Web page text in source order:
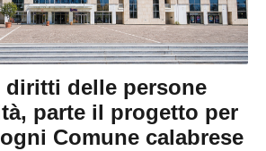
diritti delle persone
parte il progetto per
Comune calabrese